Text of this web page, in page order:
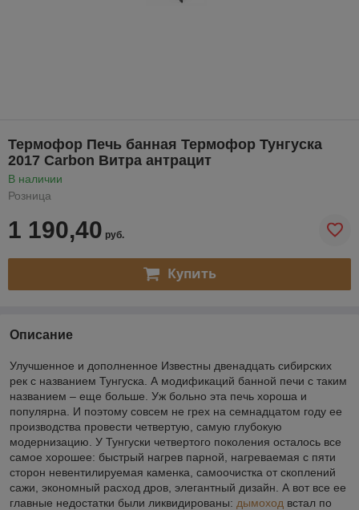
Термофор Печь банная Термофор Тунгуска
2017 Carbon Витра антрацит
В наличии
Розница
1 190,40 руб.
Купить
Описание
Улучшенное и дополненное Известны двенадцать сибирских
рек с названием Тунгуска. А модификаций банной печи с таким
названием – еще больше. Уж больно эта печь хороша и
популярна. И поэтому совсем не грех на семнадцатом году ее
производства провести четвертую, самую глубокую
модернизацию. У Тунгуски четвертого поколения осталось все
самое хорошее: быстрый нагрев парной, нагреваемая с пяти
сторон невентилируемая каменка, самоочистка от скоплений
сажи, экономный расход дров, элегантный дизайн. А вот все ее
главные недостатки были ликвидированы: дымоход встал по